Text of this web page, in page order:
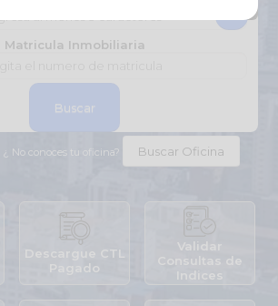
Matricula Inmobiliaria
Buscar
¿ No conoces tu oficina? Buscar Oficina
Descargue CTL
Pagado
Validar
Consultas de
Indices